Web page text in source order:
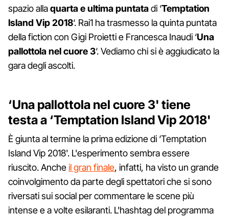
spazio allaquarta e ultima puntatadi ‘Temptation
Island Vip 2018‘. Rai1 ha trasmesso la quinta puntata
della fiction con Gigi Proietti e Francesca Inaudi ‘Una
pallottola nel cuore 3‘. Vediamo chi si è aggiudicato la
gara degli ascolti.
‘Una pallottola nel cuore 3' tiene
testa a ‘Temptation Island Vip 2018'
È giunta al termine la prima edizione di ‘Temptation
Island Vip 2018'. L'esperimento sembra essere
riuscito. Ancheil gran finale, infatti, ha visto un grande
coinvolgimento da parte degli spettatori che si sono
riversati sui social per commentare le scene più
intense e a volte esilaranti. L'hashtag del programma